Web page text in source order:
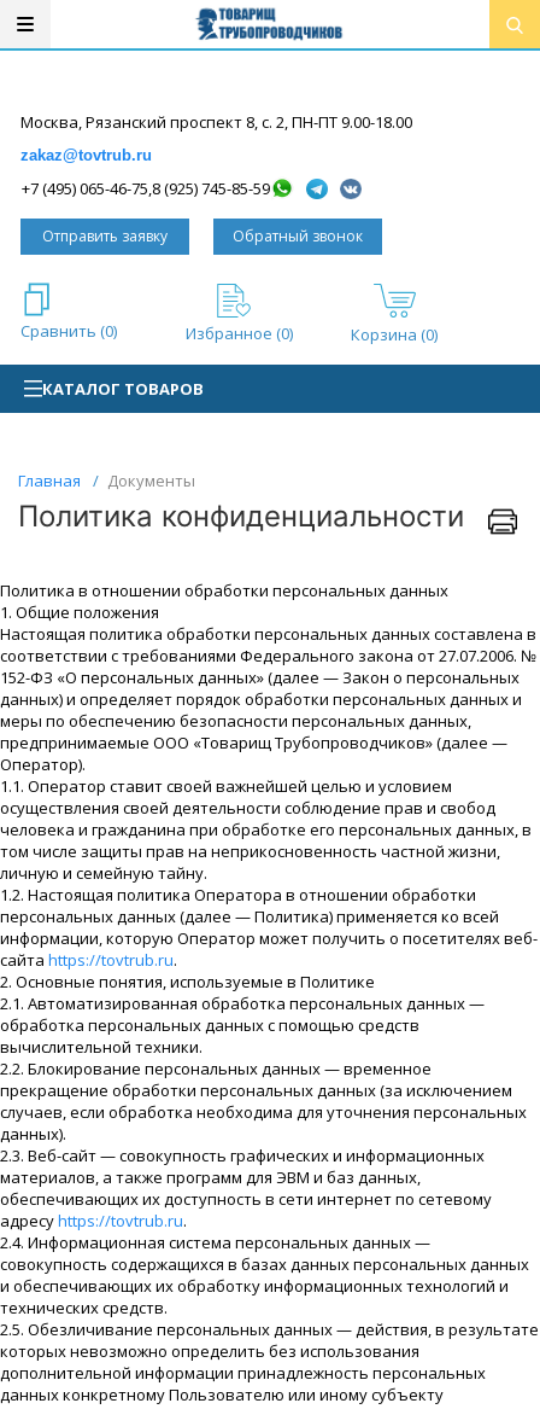
Москва, Рязанский проспект 8, с. 2, ПН-ПТ 9.00-18.00
zakaz@tovtrub.ru
+7 (495) 065-46-75 8 (925) 745-85-59
Отправить заявку Обратный звонок
Сравнить (0) Избранное (0) Корзина (0)
КАТАЛОГ ТОВАРОВ
Главная / Документы
Политика конфиденциальности
Политика в отношении обработки персональных данных
1. Общие положения
Настоящая политика обработки персональных данных составлена в
соответствии с требованиями Федерального закона от 27.07.2006. №
152-ФЗ «О персональных данных» (далее — Закон о персональных
данных) и определяет порядок обработки персональных данных и
меры по обеспечению безопасности персональных данных,
предпринимаемые ООО «Товарищ Трубопроводчиков» (далее —
Оператор).
1.1. Оператор ставит своей важнейшей целью и условием
осуществления своей деятельности соблюдение прав и свобод
человека и гражданина при обработке его персональных данных, в
том числе защиты прав на неприкосновенность частной жизни,
личную и семейную тайну.
1.2. Настоящая политика Оператора в отношении обработки
персональных данных (далее — Политика) применяется ко всей
информации, которую Оператор может получить о посетителях веб-
сайта https://tovtrub.ru.
2. Основные понятия, используемые в Политике
2.1. Автоматизированная обработка персональных данных —
обработка персональных данных с помощью средств
вычислительной техники.
2.2. Блокирование персональных данных — временное
прекращение обработки персональных данных (за исключением
случаев, если обработка необходима для уточнения персональных
данных).
2.3. Веб-сайт — совокупность графических и информационных
материалов, а также программ для ЭВМ и баз данных,
обеспечивающих их доступность в сети интернет по сетевому
адресуhttps://tovtrub.ru.
2.4. Информационная система персональных данных —
совокупность содержащихся в базах данных персональных данных
и обеспечивающих их обработку информационных технологий и
технических средств.
2.5. Обезличивание персональных данных — действия, в результате
которых невозможно определить без использования
дополнительной информации принадлежность персональных
данных конкретному Пользователю или иному субъекту